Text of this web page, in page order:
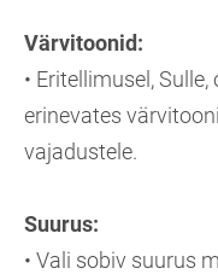
Värvitoonid:
• Eritellimusel,
erinevates
vajadustele.
Suurus:
• Vali sobiv suurus